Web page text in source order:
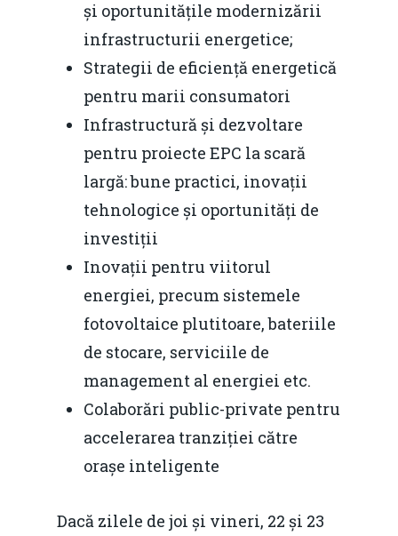
și oportunitățile modernizării
infrastructurii energetice;
Strategii de eficiență energetică
pentru marii consumatori
Infrastructură și dezvoltare
pentru proiecte EPC la scară
largă: bune practici, inovații
tehnologice și oportunități de
investiții
Inovații pentru viitorul
energiei, precum sistemele
fotovoltaice plutitoare, bateriile
de stocare, serviciile de
management al energiei etc.
Colaborări public-private pentru
accelerarea tranziției către
orașe inteligente
Dacă zilele de joi și vineri, 22 și 23